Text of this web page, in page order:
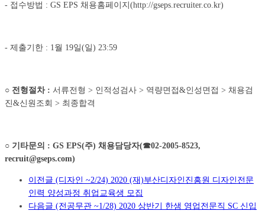
- 접수방법 : GS EPS 채용홈페이지(http://gseps.recruiter.co.kr)
- 제출기한 : 1월 19일(일) 23:59
○ 전형절차 : 서류전형 > 인적성검사 > 역량면접&인성면접 > 채용검
진&신원조회 > 최종합격
○ 기타문의 : GS EPS(주) 채용담당자(☎02-2005-8523,
recruit@gseps.com)
이전글 (디자인 ~2/24) 2020 (재)부산디자인진흥원 디자인전문
인력 양성과정 취업교육생 모집
다음글 (전공무관 ~1/28) 2020 상반기 한샘 영업전문직 SC 신입